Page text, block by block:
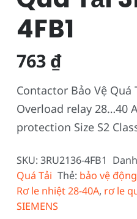
4FB1
763 ₫
Contactor Bảo Vệ Quá
Overload relay 28…40
protection Size S2
SKU: 3RU2136-4FB1
Quá Tải Thẻ: bảo vệ
Rơ le nhiệt 28-40A, rơ le
SIEMENS